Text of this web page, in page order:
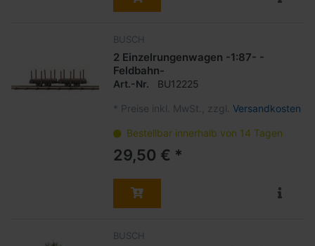
BUSCH
2 Einzelrungenwagen -1:87- -
Feldbahn-
Art.-Nr. BU12225
* Preise inkl. MwSt., zzgl. Versandkosten
Bestellbar innerhalb von 14 Tagen
29,50 € *
BUSCH